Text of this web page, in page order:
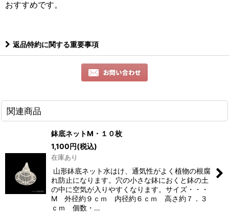
おすすめです。
返品特約に関する重要事項
関連商品
鉢底ネットM・１０枚
1,100円(税込)
在庫あり
山形鉢底ネット水はけ、通気性がよく植物の根腐
れ防止になります。穴の小さな鉢におくと鉢の土
の中に空気が入りやすくなります。サイズ・・・
M 外径約９ｃｍ 内径約６ｃｍ 高さ約７．３
ｃｍ 個数・…